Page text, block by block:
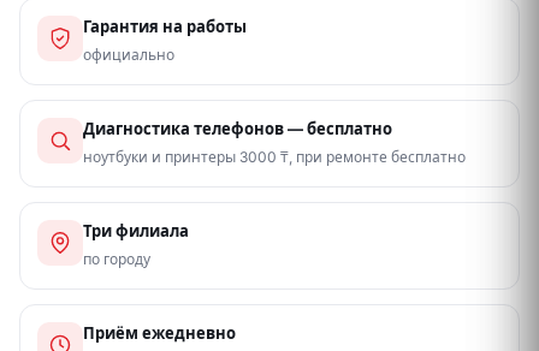
Гарантия на работы
официально
Диагностика телефонов — бесплатно
ноутбуки и принтеры 3000 ₸, при ремонте бесплатно
Три филиала
по городу
Приём ежедневно